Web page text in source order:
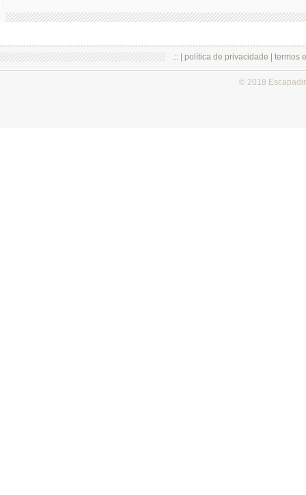
.:: | política de privacidade termos
© 2018